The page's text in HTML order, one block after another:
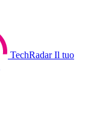
TechRadar Il tuo